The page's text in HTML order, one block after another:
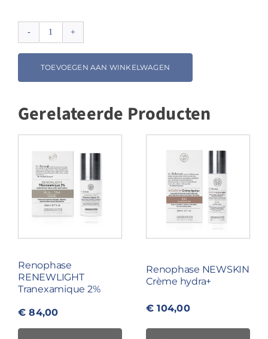
Lotion
TOEVOEGEN AAN WINKELWAGEN
Gerelateerde Producten
Renophase
RENEWLIGHT
Tranexamique 2%
€ 84,00
Renophase NEWSKIN
Crème hydra+
€ 104,00